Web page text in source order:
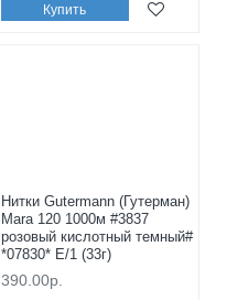
Купить
Нитки Gutermann (Гутерман)
Mara 120 1000м #3837
розовый кислотный темный#
*07830* E/1 (33г)
390.00р.